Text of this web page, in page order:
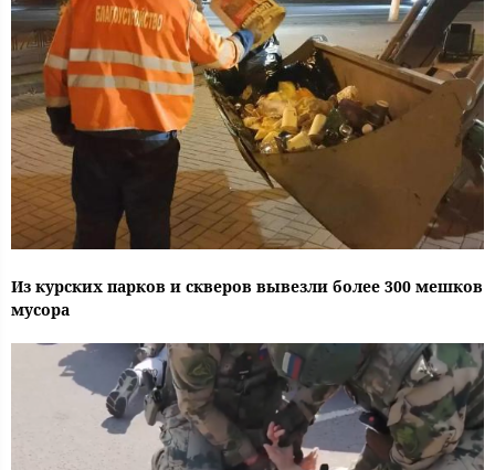
Из курских парков и скверов вывезли более 300 мешков
мусора